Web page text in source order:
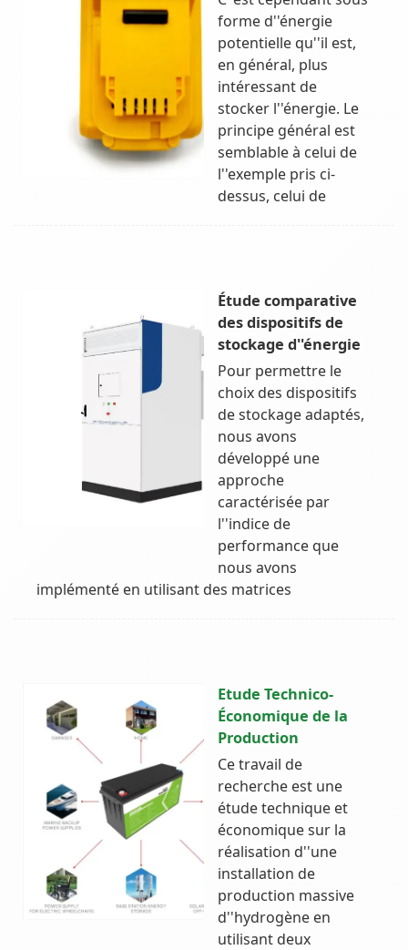
forme d''énergie
potentielle qu''il est,
en général, plus
intéressant de
stocker l''énergie. Le
principe général est
semblable à celui de
l''exemple pris ci-
dessus, celui de
Étude comparative
des dispositifs de
stockage d''énergie
Pour permettre le
choix des dispositifs
de stockage adaptés,
nous avons
développé une
approche
caractérisée par
l''indice de
performance que
nous avons
implémenté en utilisant des matrices
Etude Technico-
Économique de la
Production
Ce travail de
recherche est une
étude technique et
économique sur la
réalisation d''une
installation de
production massive
d''hydrogène en
utilisant deux